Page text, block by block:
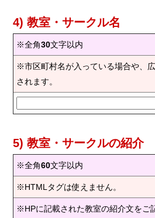
4) 教室・サークル名
※全角30文字以内
※市区町村名が入っている場合や、
されます。
5) 教室・サークルの紹介
※全角60文字以内
※HTMLタグは使えません。
※HPに記載された教室の紹介文をご